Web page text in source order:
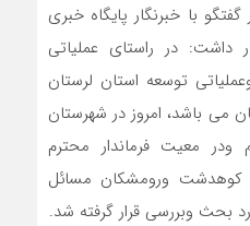
با خبرنگار پایگاه خبری
داشت: در راستای عملیاتی
توسعه استان لرستان
می باشد، امروز در شهرستان
معیت فرماندار محترم
کوهدشت ورومشکان مسائل
بحث وبررسی قرار گرفته شد.